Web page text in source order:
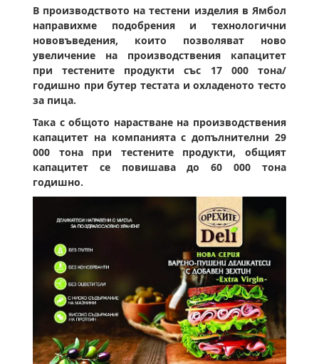
В производството на тестени изделия в Ямбол
направихме подобрения и технологични
нововъведения, които позволяват ново
увеличение на производствения капацитет
при тестените продукти със 17 000 тона/
годишно при бутер тестата и охладеното тесто
за пица.
Така с общото нарастване на производствения
капацитет на компанията с допълнителни 29
000 тона при тестените продукти, общият
капацитет се повишава до 60 000 тона
годишно.